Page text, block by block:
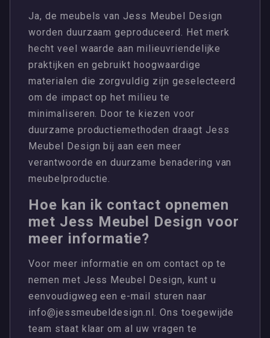
Ja, de meubels van Jess Meubel Design
worden duurzaam geproduceerd. Het merk
hecht veel waarde aan milieuvriendelijke
praktijken en gebruikt hoogwaardige
materialen die zorgvuldig zijn geselecteerd
om de impact op het milieu te
minimaliseren. Door te kiezen voor
duurzame productiemethoden draagt Jess
Meubel Design bij aan een meer
verantwoorde en duurzame benadering van
meubelproductie.
Hoe kan ik contact opnemen
met Jess Meubel Design voor
meer informatie?
Voor meer informatie en om contact op te
nemen met Jess Meubel Design, kunt u
eenvoudigweg een e-mail sturen naar
info@jessmeubeldesign.nl . Ons toegewijde
team staat klaar om al uw vragen te